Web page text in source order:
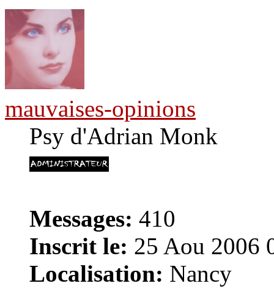
mauvaises-opinions
Psy d'Adrian Monk
Messages: 410
Inscrit le: 25 Aou 2006
Localisation: Nancy